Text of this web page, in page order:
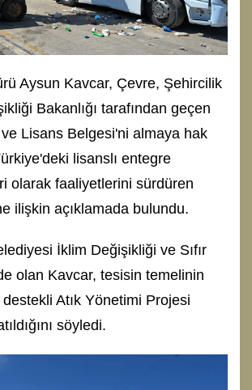
Aysun Kavcar, Çevre, Şehircilik
Bakanlığı tarafından geçen
Lisans Belgesi'ni almaya hak
lisanslı entegre
olarak faaliyetlerini sürdüren
ilişkin açıklamada bulundu.
İklim Değişikliği ve Sıfır
olan Kavcar, tesisin temelinin
Atık Yönetimi Projesi
söyledi.